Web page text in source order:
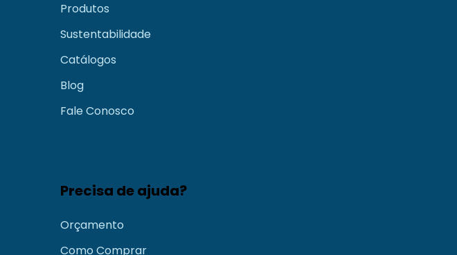
Produtos
Sustentabilidade
Catálogos
Blog
Fale Conosco
Precisa de ajuda?
Orçamento
Como Comprar